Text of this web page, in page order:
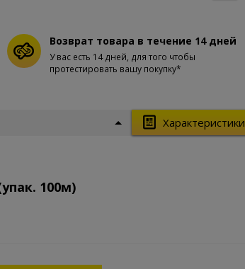
Возврат товара в течение 14 дней
У вас есть 14 дней, для того чтобы
протестировать вашу покупку*
Характеристики
100м)